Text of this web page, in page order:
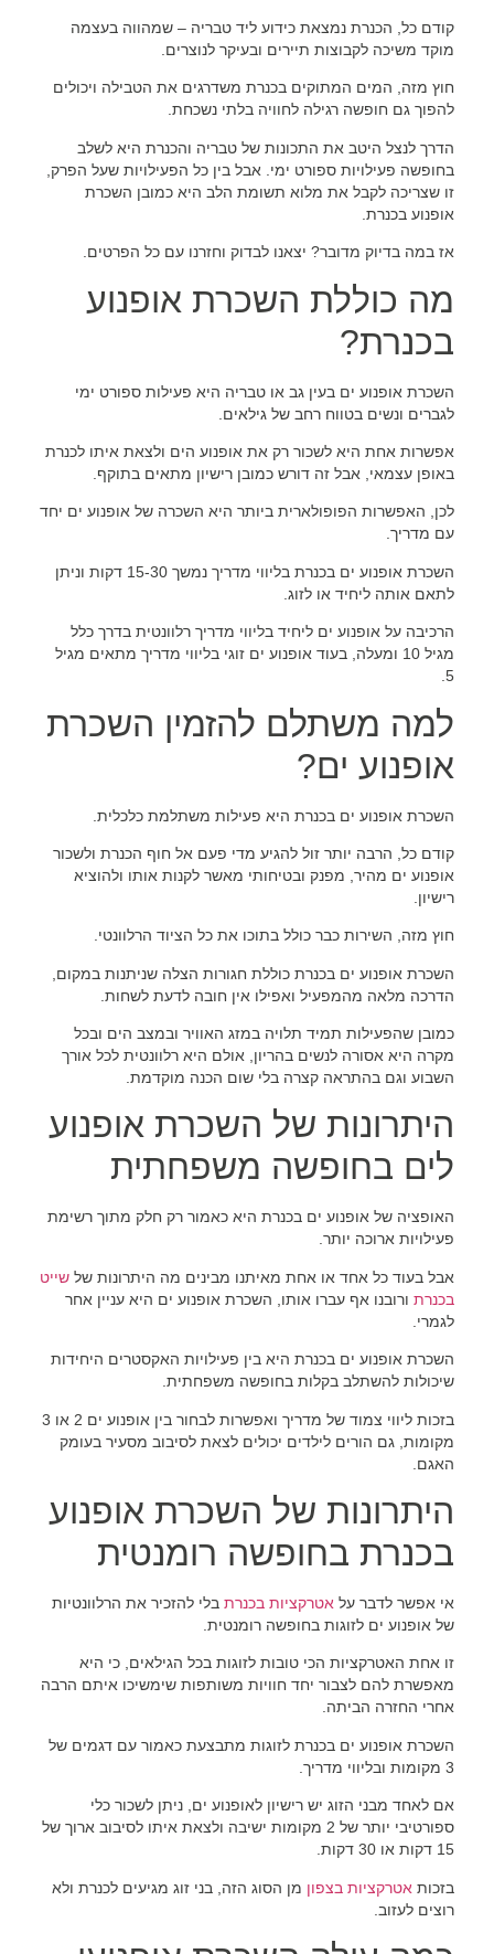
קודם כל, הכנרת נמצאת כידוע ליד טבריה – שמהווה בעצמה
מוקד משיכה לקבוצות תיירים ובעיקר לנוצרים.
חוץ מזה, המים המתוקים בכנרת משדרגים את הטבילה ויכולים
להפוך גם חופשה רגילה לחוויה בלתי נשכחת.
הדרך לנצל היטב את התכונות של טבריה והכנרת היא לשלב
בחופשה פעילויות ספורט ימי. אבל בין כל הפעילויות שעל הפרק,
זו שצריכה לקבל את מלוא תשומת הלב היא כמובן השכרת
אופנוע בכנרת.
אז במה בדיוק מדובר? יצאנו לבדוק וחזרנו עם כל הפרטים.
מה כוללת השכרת אופנוע
בכנרת?
השכרת אופנוע ים בעין גב או טבריה היא פעילות ספורט ימי
לגברים ונשים בטווח רחב של גילאים.
אפשרות אחת היא לשכור רק את אופנוע הים ולצאת איתו לכנרת
באופן עצמאי, אבל זה דורש כמובן רישיון מתאים בתוקף.
לכן, האפשרות הפופולארית ביותר היא השכרה של אופנוע ים יחד
עם מדריך.
השכרת אופנוע ים בכנרת בליווי מדריך נמשך 15-30 דקות וניתן
לתאם אותה ליחיד או לזוג.
הרכיבה על אופנוע ים ליחיד בליווי מדריך רלוונטית בדרך כלל
מגיל 10 ומעלה, בעוד אופנוע ים זוגי בליווי מדריך מתאים מגיל
5.
למה משתלם להזמין השכרת
אופנוע ים?
השכרת אופנוע ים בכנרת היא פעילות משתלמת כלכלית.
קודם כל, הרבה יותר זול להגיע מדי פעם אל חוף הכנרת ולשכור
אופנוע ים מהיר, מפנק ובטיחותי מאשר לקנות אותו ולהוציא
רישיון.
חוץ מזה, השירות כבר כולל בתוכו את כל הציוד הרלוונטי.
השכרת אופנוע ים בכנרת כוללת חגורות הצלה שניתנות במקום,
הדרכה מלאה מהמפעיל ואפילו אין חובה לדעת לשחות.
כמובן שהפעילות תמיד תלויה במזג האוויר ובמצב הים ובכל
מקרה היא אסורה לנשים בהריון, אולם היא רלוונטית לכל אורך
השבוע וגם בהתראה קצרה בלי שום הכנה מוקדמת.
היתרונות של השכרת אופנוע
לים בחופשה משפחתית
האופציה של אופנוע ים בכנרת היא כאמור רק חלק מתוך רשימת
פעילויות ארוכה יותר.
אבל בעוד כל אחד או אחת מאיתנו מבינים מה היתרונות של שייט
בכנרתורובנו אף עברו אותו, השכרת אופנוע ים היא עניין אחר
לגמרי.
השכרת אופנוע ים בכנרת היא בין פעילויות האקסטרים היחידות
שיכולות להשתלב בקלות בחופשה משפחתית.
בזכות ליווי צמוד של מדריך ואפשרות לבחור בין אופנוע ים 2 או 3
מקומות, גם הורים לילדים יכולים לצאת לסיבוב מסעיר בעומק
האגם.
היתרונות של השכרת אופנוע
בכנרת בחופשה רומנטית
אי אפשר לדבר על אטרקציות בכנרתבלי להזכיר את הרלוונטיות
של אופנוע ים לזוגות בחופשה רומנטית.
זו אחת האטרקציות הכי טובות לזוגות בכל הגילאים, כי היא
מאפשרת להם לצבור יחד חוויות משותפות שימשיכו איתם הרבה
אחרי החזרה הביתה.
השכרת אופנוע ים בכנרת לזוגות מתבצעת כאמור עם דגמים של
3 מקומות ובליווי מדריך.
אם לאחד מבני הזוג יש רישיון לאופנוע ים, ניתן לשכור כלי
ספורטיבי יותר של 2 מקומות ישיבה ולצאת איתו לסיבוב ארוך של
15 דקות או 30 דקות.
בזכות אטרקציות בצפון מן הסוג הזה, בני זוג מגיעים לכנרת ולא
רוצים לעזוב.